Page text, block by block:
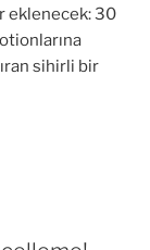
eklenecek: 30
sihirli bir